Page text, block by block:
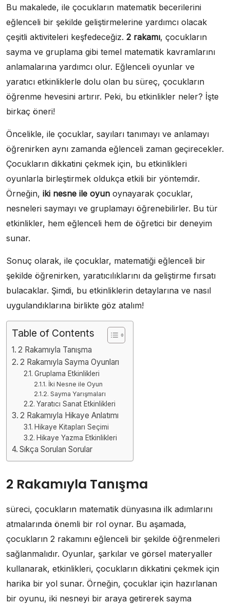
Bu makalede, ile çocukların matematik becerilerini
eğlenceli bir şekilde geliştirmelerine yardımcı olacak
çeşitli aktiviteleri keşfedeceğiz. 2 rakamı, çocukların
sayma ve gruplama gibi temel matematik kavramlarını
anlamalarına yardımcı olur. Eğlenceli oyunlar ve
yaratıcı etkinliklerle dolu olan bu süreç, çocukların
öğrenme hevesini artırır. Peki, bu etkinlikler neler? İşte
birkaç öneri!
Öncelikle, ile çocuklar, sayıları tanımayı ve anlamayı
öğrenirken aynı zamanda eğlenceli zaman geçirecekler.
Çocukların dikkatini çekmek için, bu etkinlikleri
oyunlarla birleştirmek oldukça etkili bir yöntemdir.
Örneğin, iki nesne ile oyun oynayarak çocuklar,
nesneleri saymayı ve gruplamayı öğrenebilirler. Bu tür
etkinlikler, hem eğlenceli hem de öğretici bir deneyim
sunar.
Sonuç olarak, ile çocuklar, matematiği eğlenceli bir
şekilde öğrenirken, yaratıcılıklarını da geliştirme fırsatı
bulacaklar. Şimdi, bu etkinliklerin detaylarına ve nasıl
uygulandıklarına birlikte göz atalım!
Table of Contents
2 Rakamıyla Tanışma
2 Rakamıyla Sayma Oyunları
Gruplama Etkinlikleri
İki Nesne ile Oyun
Sayma Yarışmaları
Yaratıcı Sanat Etkinlikleri
2 Rakamıyla Hikaye Anlatımı
Hikaye Kitapları Seçimi
Hikaye Yazma Etkinlikleri
Sıkça Sorulan Sorular
2 Rakamıyla Tanışma
süreci, çocukların matematik dünyasına ilk adımlarını
atmalarında önemli bir rol oynar. Bu aşamada,
çocukların 2 rakamını eğlenceli bir şekilde öğrenmeleri
sağlanmalıdır. Oyunlar, şarkılar ve görsel materyaller
kullanarak, etkinlikleri, çocukların dikkatini çekmek için
harika bir yol sunar. Örneğin, çocuklar için hazırlanan
bir oyunu, iki nesneyi bir araya getirerek sayma